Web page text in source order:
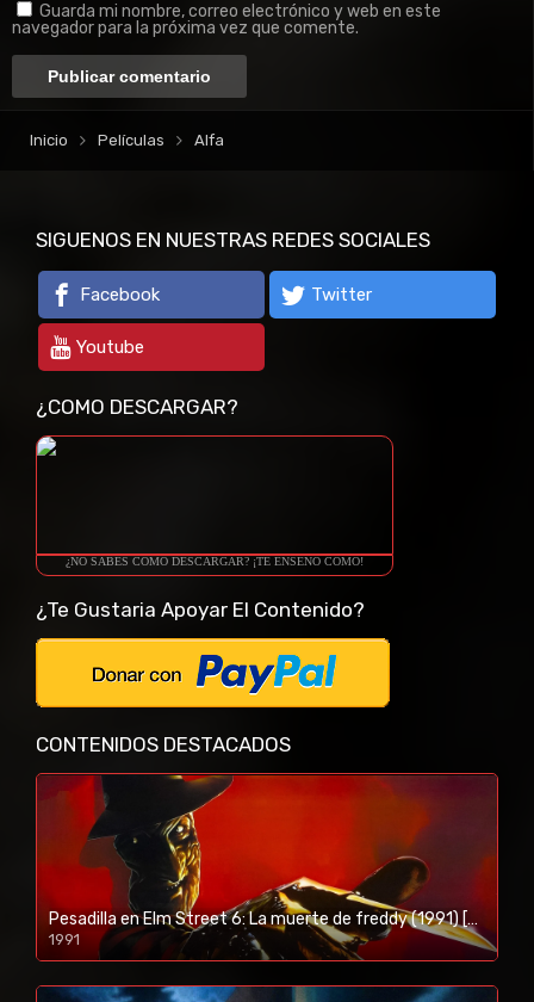
Guarda mi nombre, correo electrónico y web en este
navegador para la próxima vez que comente.
Inicio Películas Alfa
SIGUENOS EN NUESTRAS REDES SOCIALES
Facebook Twitter
Youtube
¿COMO DESCARGAR?
¿NO SABES COMO DESCARGAR? ¡TE ENSEÑO COMO!
¿Te Gustaria Apoyar El Contenido?
CONTENIDOS DESTACADOS
Pesadilla en Elm Street 6: La muerte de freddy (1991) [BR-RIP] [HD-1080p]
1991